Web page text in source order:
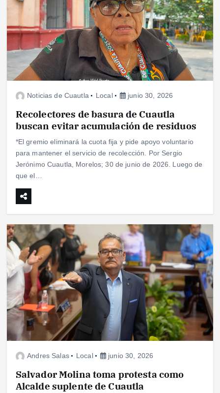
Noticias de Cuautla Local junio 30, 2026
Recolectores de basura de Cuautla
buscan evitar acumulación de residuos
*El gremio eliminará la cuota fija y pide apoyo voluntario
para mantener el servicio de recolección. Por Sergio
Jerónimo Cuautla, Morelos; 30 de junio de 2026. Luego de
que el…
Andres Salas Local junio 30, 2026
Salvador Molina toma protesta como
Alcalde suplente de Cuautla